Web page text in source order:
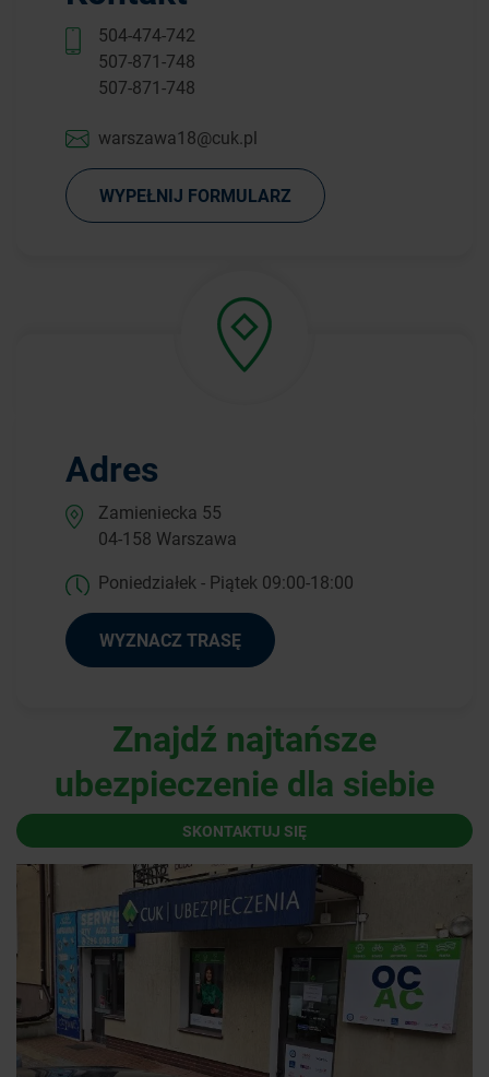
504-474-742
507-871-748
507-871-748
warszawa18@cuk.pl
WYPEŁNIJ FORMULARZ
Adres
Zamieniecka 55
04-158 Warszawa
Poniedziałek - Piątek 09:00-18:00
WYZNACZ TRASĘ
Znajdź najtańsze
ubezpieczenie dla siebie
SKONTAKTUJ SIĘ